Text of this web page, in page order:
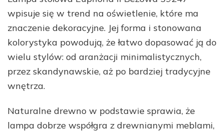
wpisuje się w trend na oświetlenie, które ma
znaczenie dekoracyjne. Jej forma i stonowana
kolorystyka powodują, że łatwo dopasować ją do
wielu stylów: od aranżacji minimalistycznych,
przez skandynawskie, aż po bardziej tradycyjne
wnętrza.
Naturalne drewno w podstawie sprawia, że
lampa dobrze współgra z drewnianymi meblami,